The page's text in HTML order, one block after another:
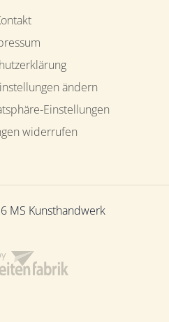
ändern
Einstellungen
widerrufen
MS Kunsthandwerk